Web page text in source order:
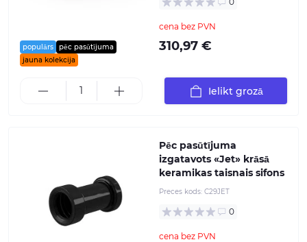
populārs
pēc pasūtījuma
jauna kolekcija
cena bez PVN
310,97 €
Ielikt grozā
Pēc pasūtījuma
izgatavots «Jet» krāsā
keramikas taisnais sifons
Preces kods: C29JET
0
cena bez PVN